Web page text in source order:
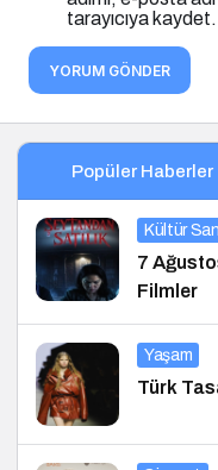
tarayıcıya kaydet.
YORUM GÖNDER
Popüler Haberler
Kültür
7
Filmler
Yaşam
Türk